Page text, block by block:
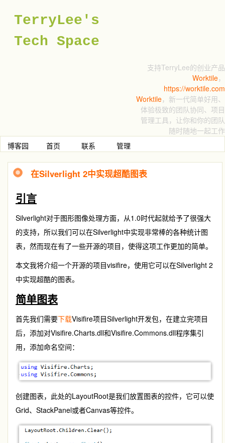
TerryLee's
Tech Space
支持TerryLee的创业产品
Worktile，
https://worktile.com
Worktile，新一代简单好用、
体验极致的团队协同、项目
管理工具，让你和你的团队
随时随地一起工作
博客园
首页 联系 管理
在Silverlight 2中实现超酷图表
引言
Silverlight对于图形图像处理方面，从1.0时代起就给予了很强大
的支持，所以我们可以在Silverlight中实现非常棒的各种统计图
表，然而现在有了一些开源的项目，使得这项工作更加的简单。
本文我将介绍一个开源的项目visifire，使用它可以在Silverlight 2
中实现超酷的图表。
简单图表
首先我们需要下载Visifire项目Silverlight开发包，在建立完项目
后，添加对Visifire.Charts.dll和Visifire.Commons.dll程序集引
用，添加命名空间：
创建图表，此处的LayoutRoot是我们放置图表的控件，它可以使
Grid、StackPanel或者Canvas等控件。